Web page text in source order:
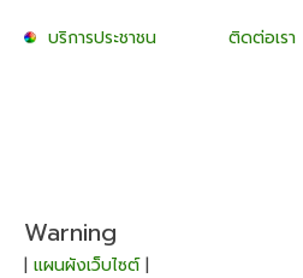
บริการประชาชน ติดต่อเรา
Warning
| แผนผังเว็บไซต์|